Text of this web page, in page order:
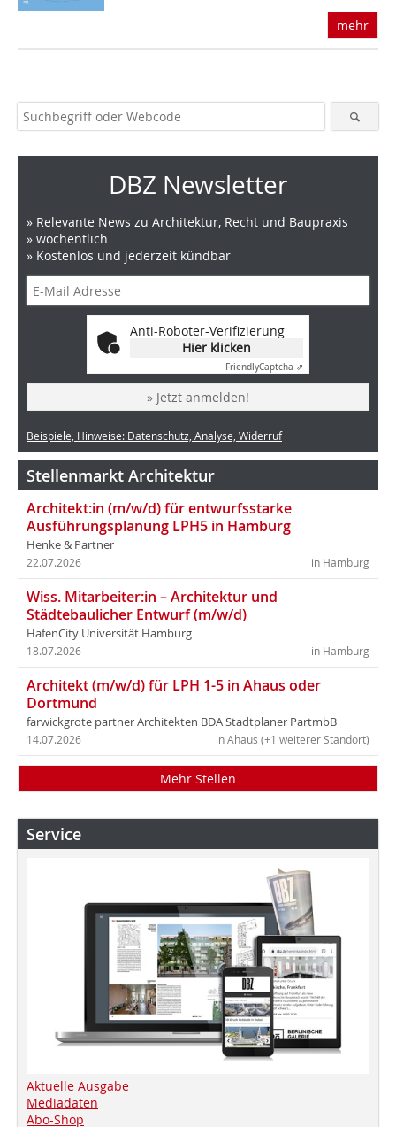
mehr
DBZ Newsletter
» Relevante News zu Architektur, Recht und Baupraxis
» wöchentlich
» Kostenlos und jederzeit kündbar
Anti-Roboter-Verifizierung
Hier klicken
FriendlyCaptcha ⇗
» Jetzt anmelden!
Beispiele, Hinweise: Datenschutz, Analyse, Widerruf
Stellenmarkt Architektur
Architekt:in (m/w/d) für entwurfsstarke
Ausführungsplanung LPH5 in Hamburg
Henke & Partner
in Hamburg
22.07.2026
Wiss. Mitarbeiter:in – Architektur und
Städtebaulicher Entwurf (m/w/d)
HafenCity Universität Hamburg
in Hamburg
18.07.2026
Architekt (m/w/d) für LPH 1-5 in Ahaus oder
Dortmund
farwickgrote partner Architekten BDA Stadtplaner PartmbB
in Ahaus (+1 weiterer Standort)
14.07.2026
Mehr Stellen
Service
Aktuelle Ausgabe
Mediadaten
Abo-Shop